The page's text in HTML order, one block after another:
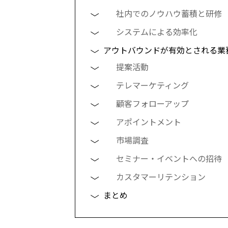
社内でのノウハウ蓄積と研修
システムによる効率化
アウトバウンドが有効とされる業
提案活動
テレマーケティング
顧客フォローアップ
アポイントメント
市場調査
セミナー・イベントへの招待
カスタマーリテンション
まとめ